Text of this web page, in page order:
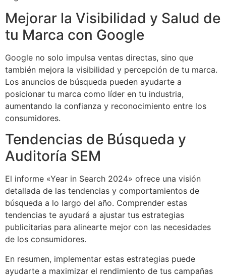
Mejorar la Visibilidad y Salud de
tu Marca con Google
Google no solo impulsa ventas directas, sino que
también mejora la visibilidad y percepción de tu marca.
Los anuncios de búsqueda pueden ayudarte a
posicionar tu marca como líder en tu industria,
aumentando la confianza y reconocimiento entre los
consumidores.
Tendencias de Búsqueda y
Auditoría SEM
El informe «Year in Search 2024» ofrece una visión
detallada de las tendencias y comportamientos de
búsqueda a lo largo del año. Comprender estas
tendencias te ayudará a ajustar tus estrategias
publicitarias para alinearte mejor con las necesidades
de los consumidores.
En resumen, implementar estas estrategias puede
ayudarte a maximizar el rendimiento de tus campañas